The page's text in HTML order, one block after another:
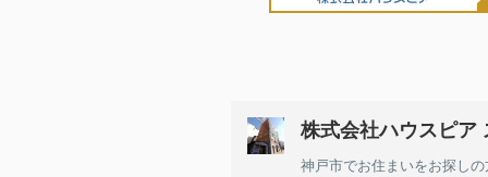
株式会社ハウスピア
神戸市でお住まいをお探し